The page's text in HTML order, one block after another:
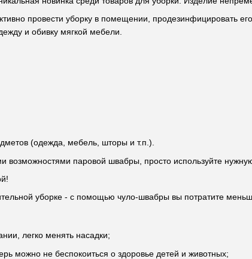
провести уборку в помещении, продезинфицировать
и обивку мягкой мебели.
(одежда, мебель, шторы и т.п.).
возможностями паровой швабры, просто используйте
уборке - с помощью чуло-швабры вы потратите
легко менять насадки;
можно не беспокоиться о здоровье детей и животных;